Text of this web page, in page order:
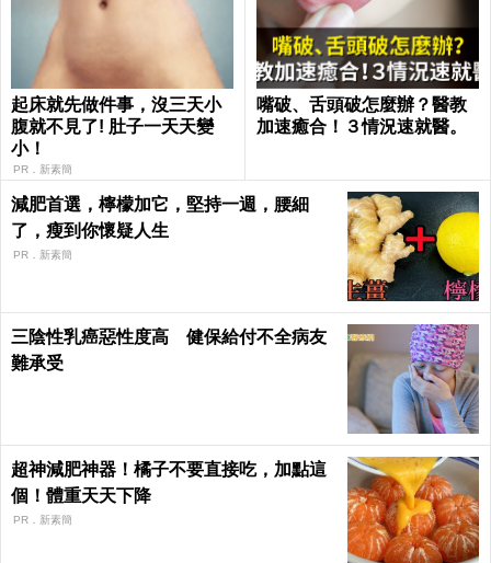
起床就先做件事，沒三天小
腹就不見了! 肚子一天天變
小！
PR．新素簡
嘴破、舌頭破怎麼辦？醫教
加速癒合！３情況速就醫。
減肥首選，檸檬加它，堅持一週，腰細
了，瘦到你懷疑人生
PR．新素簡
三陰性乳癌惡性度高 健保給付不全病友
難承受
超神減肥神器！橘子不要直接吃，加點這
個！體重天天下降
PR．新素簡